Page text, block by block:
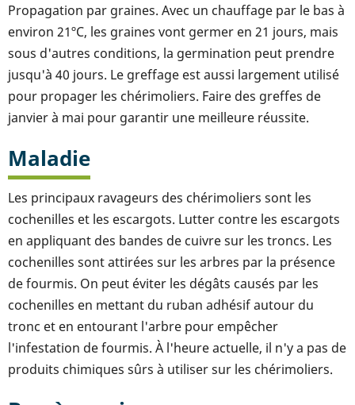
Propagation par graines. Avec un chauffage par le bas à
environ 21ºC, les graines vont germer en 21 jours, mais
sous d'autres conditions, la germination peut prendre
jusqu'à 40 jours. Le greffage est aussi largement utilisé
pour propager les chérimoliers. Faire des greffes de
janvier à mai pour garantir une meilleure réussite.
Maladie
Les principaux ravageurs des chérimoliers sont les
cochenilles et les escargots. Lutter contre les escargots
en appliquant des bandes de cuivre sur les troncs. Les
cochenilles sont attirées sur les arbres par la présence
de fourmis. On peut éviter les dégâts causés par les
cochenilles en mettant du ruban adhésif autour du
tronc et en entourant l'arbre pour empêcher
l'infestation de fourmis. À l'heure actuelle, il n'y a pas de
produits chimiques sûrs à utiliser sur les chérimoliers.